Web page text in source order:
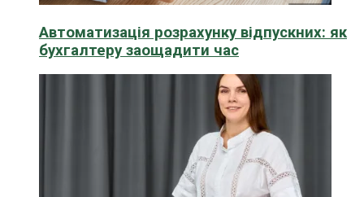
Автоматизація розрахунку відпускних: як
бухгалтеру заощадити час